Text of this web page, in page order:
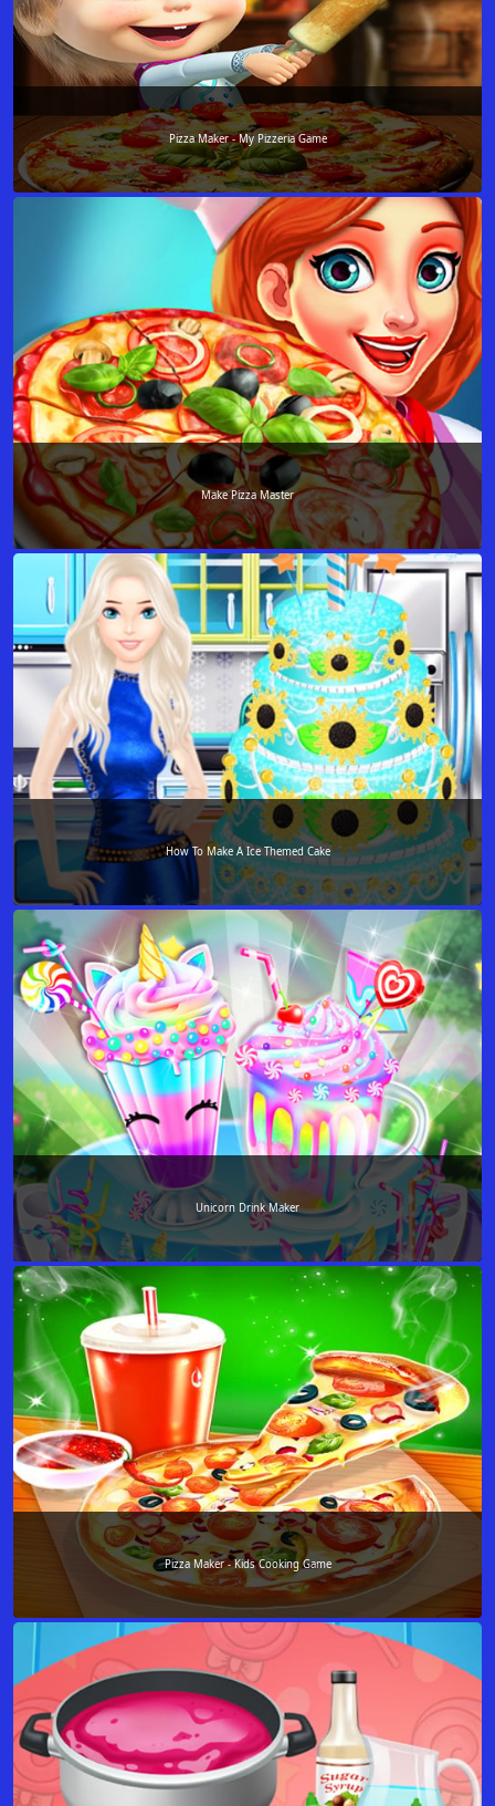
Pizza Maker - My Pizzeria Game
Make Pizza Master
How To Make A Ice Themed Cake
Unicorn Drink Maker
Pizza Maker - Kids Cooking Game